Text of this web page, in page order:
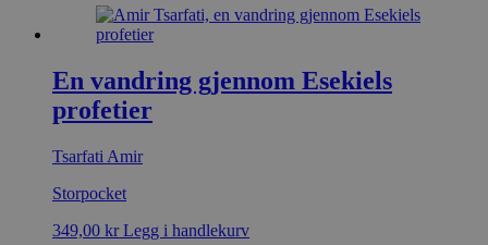
En vandring gjennom Esekiels
profetier
Tsarfati Amir
Storpocket
349,00 kr Legg i handlekurv